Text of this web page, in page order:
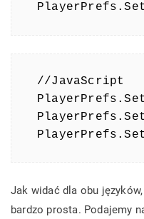
//JavaScript
Jak widać dla obu
bardzo prosta. Podajemy